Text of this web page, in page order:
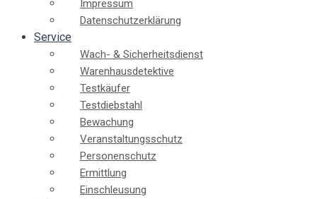
Impressum
Datenschutzerklärung
Service
Wach- & Sicherheitsdienst
Warenhausdetektive
Testkäufer
Testdiebstahl
Bewachung
Veranstaltungsschutz
Personenschutz
Ermittlung
Einschleusung